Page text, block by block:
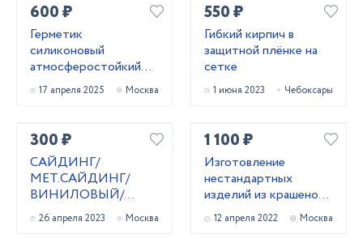
600 ₽
Герметик
силиконовый
атмocфеpocтoйкий
(черный) 600 мл
17 апреля 2025 Москва
550 ₽
Гибкий кирпич в
защитной плёнке на
сетке
1 июня 2023 Чебоксары
300 ₽
САЙДИНГ/
МЕТ.САЙДИНГ/
ВИНИЛОВЫЙ/
ФАСАДНЫЕ
ПАНЕЛИ
26 апреля 2023 Москва
1 100 ₽
Изготовление
нестандартных
изделий из крашеной
жести.
12 апреля 2022 Москва